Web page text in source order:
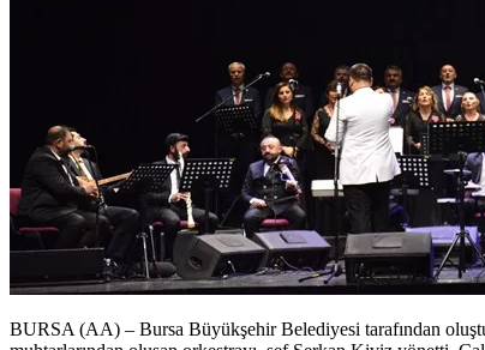
BURSA (AA) – Bursa Büyükşehir Belediyesi tarafından